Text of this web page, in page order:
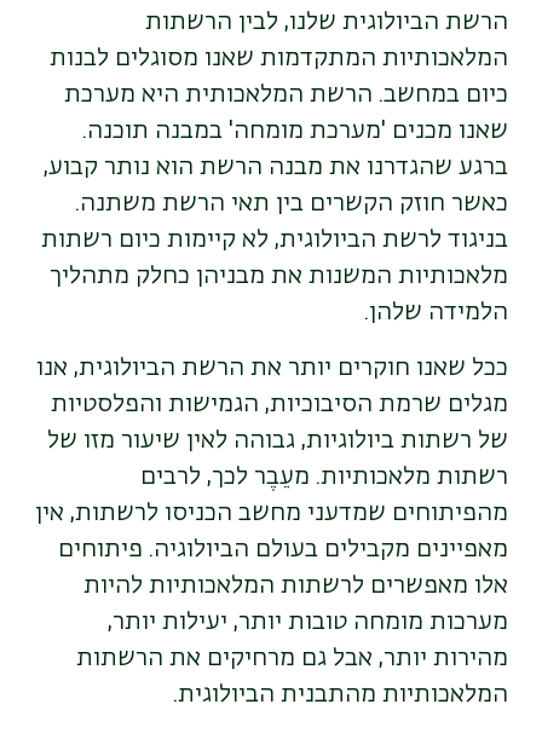
הרשת הביולוגית שלנו, לבין הרשתות
המלאכותיות המתקדמות שאנו מסוגלים לבנות
כיום במחשב. הרשת המלאכותית היא מערכת
שאנו מכנים 'מערכת מומחה' במבנה תוכנה.
ברגע שהגדרנו את מבנה הרשת הוא נותר קבוע,
כאשר חוזק הקשרים בין תאי הרשת משתנה.
בניגוד לרשת הביולוגית, לא קיימות כיום רשתות
מלאכותיות המשנות את מבניהן כחלק מתהליך
הלמידה שלהן.
ככל שאנו חוקרים יותר את הרשת הביולוגית, אנו
מגלים שרמת הסיבוכיות, הגמישות והפלסטיות
של רשתות ביולוגיות, גבוהה לאין שיעור מזו של
רשתות מלאכותיות. מעֵבֶר לכך, לרבים
מהפיתוחים שמדעני מחשב הכניסו לרשתות, אין
מאפיינים מקבילים בעולם הביולוגיה. פיתוחים
אלו מאפשרים לרשתות המלאכותיות להיות
מערכות מומחה טובות יותר, יעילות יותר,
מהירות יותר, אבל גם מרחיקים את הרשתות
המלאכותיות מהתבנית הביולוגית.